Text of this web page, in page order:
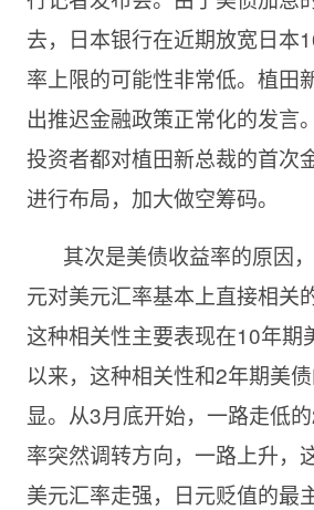
去，日本银行在近期放宽日本
率上限的可能性非常低。植田
出推迟金融政策正常化的发言
投资者都对植田新总裁的首次
进行布局，加大做空筹码。
其次是美债收益率的原因
元对美元汇率基本上直接相关
这种相关性主要表现在10年期
以来，这种相关性和2年期美
显。从3月底开始，一路走低
率突然调转方向，一路上升，
美元汇率走强，日元贬值的最